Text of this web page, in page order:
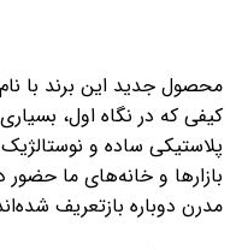
کیفی که در نگاه اول،
پلاستیکی ساده و
بازارها و خانه‌های ما
مدرن دوباره بازتعریف